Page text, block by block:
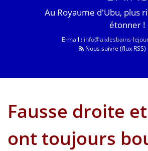
Au Royaume d'Ubu, plus
étonner !
E-mail : info@aixlesbains-
Nous suivre (flux RSS)
Fausse droite
ont toujours